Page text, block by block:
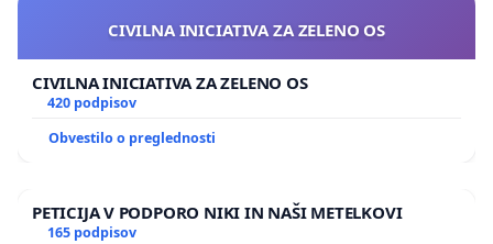
CIVILNA INICIATIVA ZA ZELENO OS
CIVILNA INICIATIVA ZA ZELENO OS
420 podpisov
Obvestilo o preglednosti
PETICIJA V PODPORO NIKI IN NAŠI METELKOVI
165 podpisov